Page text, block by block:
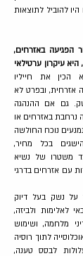
היו להוביל לתוצאות
הפגיעה באזרחים,
עיקרון ערטילאי
את חייליו
אזרחית, ובפרט לא
גם אם ההנהגה
נרחבת באזרחים או
נוכח החולשה
בכל מחיר,
משטרו של נשיא
עם אזרחים בדרגי
על נשק בעל דיוק
לאלימות ולביזה,
מלחמה, ושימוש
לתוך רוסיה
לבסס טענה,